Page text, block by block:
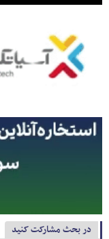
در بحث مشارکت کنید